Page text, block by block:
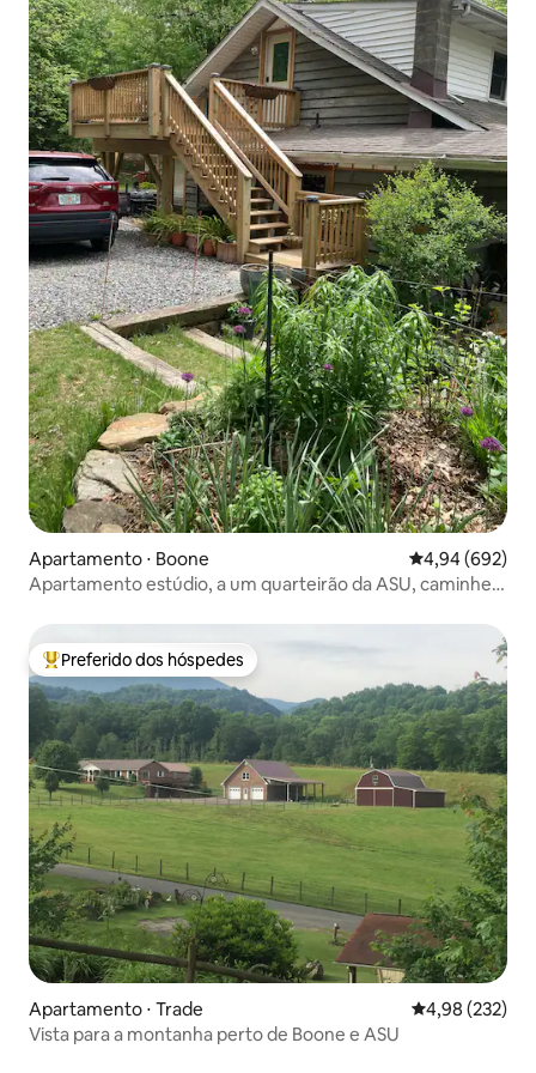
Apartamento ⋅ Boone 4,94 de uma
4,94 (692)
Apartamento estúdio, a um quarteirão da ASU, caminhe
Entre os melhores preferidos dos hóspedes
Preferido dos hóspedes
Apartamento ⋅ Trade 4,98 de uma
4,98 (232)
Vista para a montanha perto de Boone e ASU